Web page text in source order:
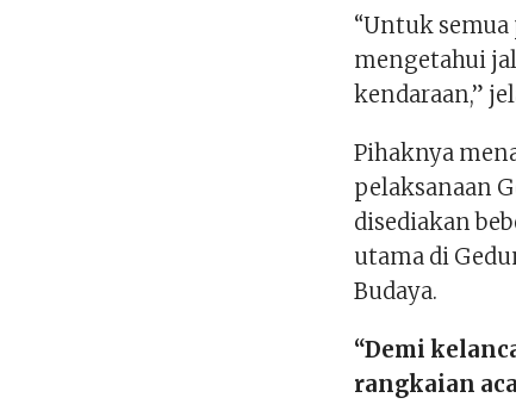
“Untuk
mengetahui
kendaraan,”
Pihaknya
pelaksanaan
disediakan
utama di
Budaya.
“Demi
rangkaian